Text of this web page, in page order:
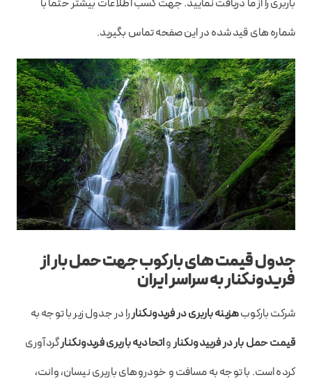
شماره های قید شده در این صفحه تماس بگیرید.
جدول قیمت های بارکوب جهت حمل بار از
فریدونکنار به سراسر ایران
شرکت بارکوبهزینه باربری در فریدونکناررا در جدول زیر با توجه به
قیمت حمل بار در فربیدونکنارواتحادیه باربری فریدونکنارگردآوری
کرده است. با توجه به مسافت و خودروهای باربری نیسان، وانت،